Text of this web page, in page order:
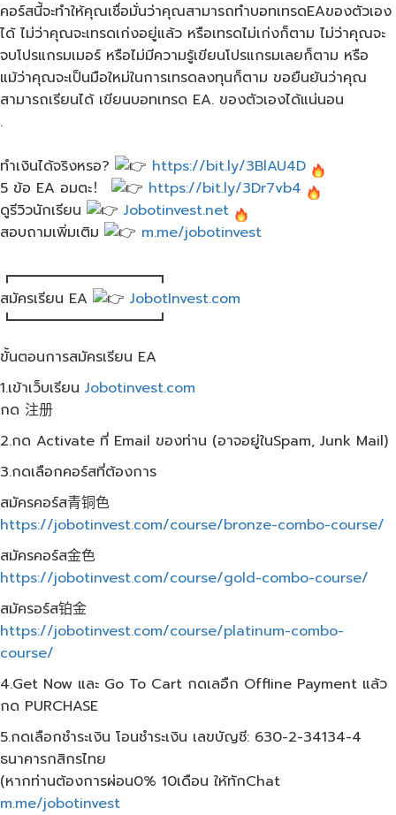
คอร์ส​นี้จะทำให้คุณเชื่อมั่นว่าคุณสามารถทำบอทเทรดEAของตัวเอง
ได้​ ไม่ว่าคุณจะเทรดเก่งอยู่แล้ว​ หรือเทรดไม่เก่งก็ตาม​ ไม่ว่าคุณจะ
จบโปรแกรม​เมอร์​ หรือไม่มีความรู้เขียนโปรแกรมเลยก็ตาม​ หรือ
แม้ว่าคุณจะเป็นมือใหม่ในการเทรดลงทุนก็ตาม​ ขอยืนยันว่าคุณ
สามารถเรียนได้​ เขียนบอทเทรด​ EA.​ ของตัวเองได้แน่นอน
.
ทำเงินได้จริงหรอ?
https://bit.ly/3BlAU4D
5 ข้อ EA อมตะ！
https://bit.ly/3Dr7vb4
ดูรีวิวนักเรียน
Jobotinvest.net
สอบถามเพิ่มเติม
m.me/jobotinvest
┏━━━━━━━━━━┓
สมัครเรียน EA
JobotInvest.com
┗━━━━━━━━━━┛
ขั้นตอนการสมัครเรียน EA
1.เข้าเว็บเรียน Jobotinvest.com
กด 注册
2.กด Activate ที่ Email ของท่าน (อาจอยู่ในSpam, Junk Mail)
3.กดเลือกคอร์สที่ต้องการ
สมัครคอร์ส青铜色
https://jobotinvest.com/course/bronze-combo-course/
สมัครคอร์ส金色
https://jobotinvest.com/course/gold-combo-course/
สมัครอร์ส铂金
https://jobotinvest.com/course/platinum-combo-
course/
4.Get Now และ Go To Cart กดเลอืก Offline Payment แล้ว
กด PURCHASE
5.กดเลือกชำระเงิน โอนชำระเงิน เลขบัญชี: 630-2-34134-4
ธนาคารกสิกรไทย
(หากท่านต้องการผ่อน0% 10เดือน ให้ทักChat
m.me/jobotinvest